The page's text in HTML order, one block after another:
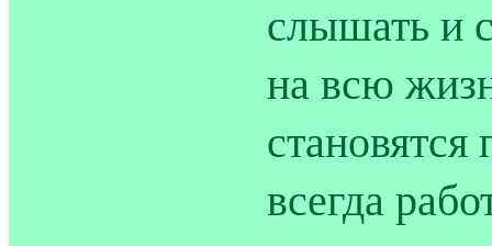
слышать и
на всю
всегда